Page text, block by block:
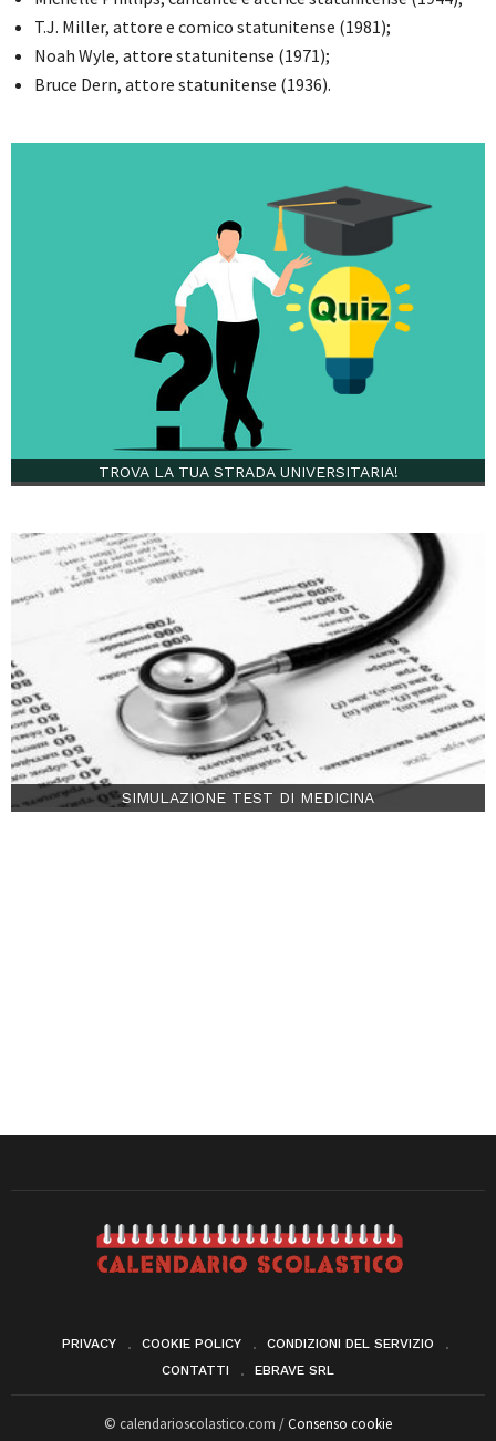
T.J. Miller, attore e comico statunitense (1981);
Noah Wyle, attore statunitense (1971);
Bruce Dern, attore statunitense (1936).
TROVA LA TUA STRADA UNIVERSITARIA!
SIMULAZIONE TEST DI MEDICINA
PRIVACY COOKIE POLICY
CONDIZIONI DEL SERVIZIO
CONTATTI
EBRAVE SRL
© calendarioscolastico.com /Consenso cookie